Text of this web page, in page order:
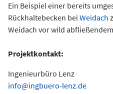
Ein Beispiel einer bereits
Rückhaltebecken bei Weidach
Weidach vor wild
Projektkontakt:
Ingenieurbüro Lenz
info@ingbuero-lenz.de